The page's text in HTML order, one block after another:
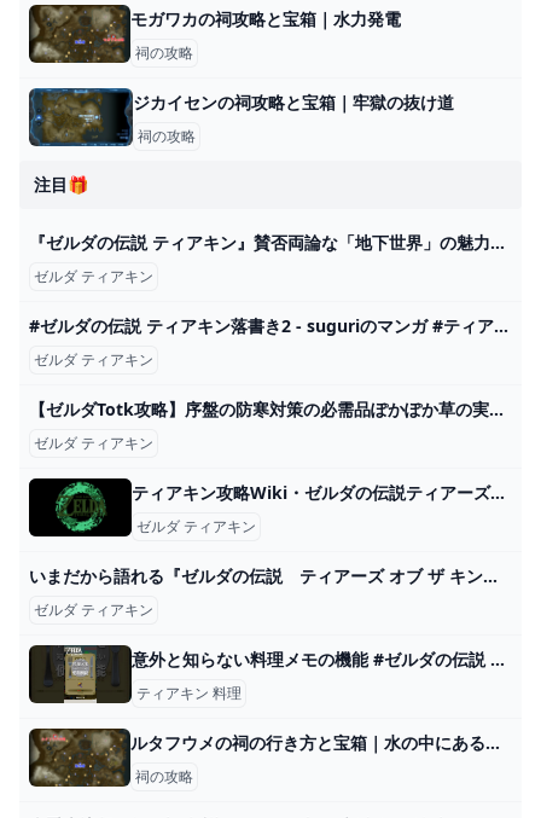
モガワカの祠攻略と宝箱｜水力発電
祠の攻略
ジカイセンの祠攻略と宝箱｜牢獄の抜け道
祠の攻略
注目🎁
『ゼルダの伝説 ティアキン』賛否両論な「地下世界」の魅力を伝えたい！開拓の喜びは格別、“消費と獲得の循環”にハマると抜け出せなくなる インサイド
ゼルダ ティアキン
#ゼルダの伝説 ティアキン落書き2 - suguriのマンガ #ティアーズオブザキングダム #リンゼル - pixiv
ゼルダ ティアキン
【ゼルダTotk攻略】序盤の防寒対策の必需品ぽかぽか草の実を効率よく回収できるルートはこちら！ - YouTube
ゼルダ ティアキン
ティアキン攻略Wiki・ゼルダの伝説ティアーズオブザキングダム ゲーム攻略サイト AlGest
ゼルダ ティアキン
いまだから語れる『ゼルダの伝説 ティアーズ オブ ザ キングダム』開発者インタビュー。“遊び優先”を貫いて完成させた驚異の続編【ティアキン】 ゲーム・エンタメ最新情報のファミ通.com
ゼルダ ティアキン
意外と知らない料理メモの機能 #ゼルダの伝説 #ティアキン#攻略 - YouTube
ティアキン 料理
ルタフウメの祠の行き方と宝箱｜水の中にある水晶の取り方
祠の攻略